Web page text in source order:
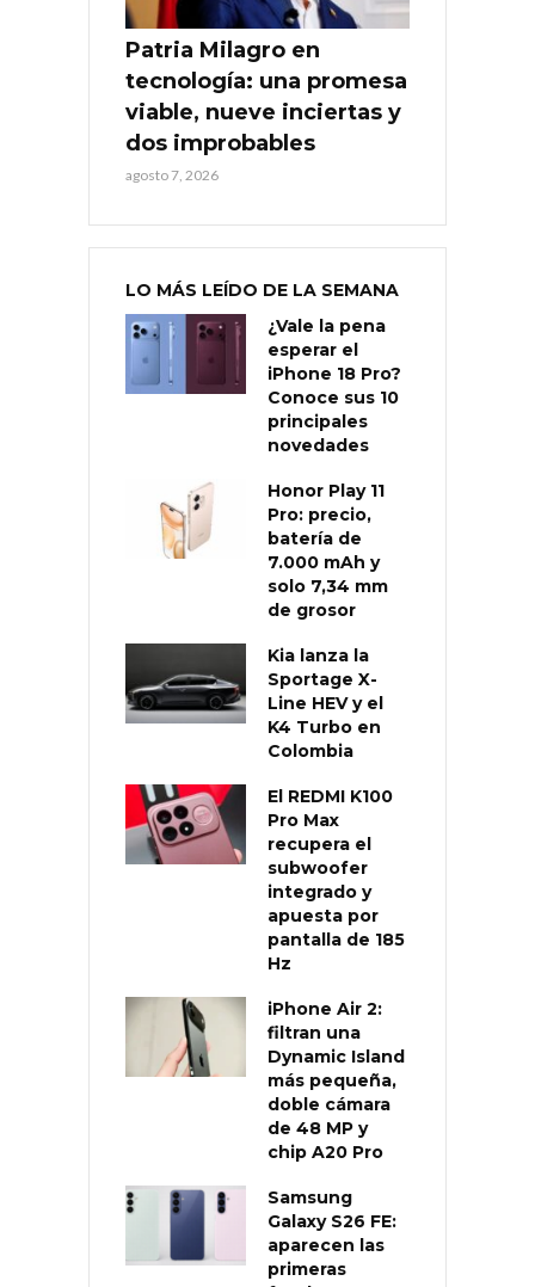
Patria Milagro en
tecnología: una promesa
viable, nueve inciertas y
dos improbables
agosto 7, 2026
LO MÁS LEÍDO DE LA SEMANA
¿Vale la pena
esperar el
iPhone 18 Pro?
Conoce sus 10
principales
novedades
Honor Play 11
Pro: precio,
batería de
7.000 mAh y
solo 7,34 mm
de grosor
Kia lanza la
Sportage X-
Line HEV y el
K4 Turbo en
Colombia
El REDMI K100
Pro Max
recupera el
subwoofer
integrado y
apuesta por
pantalla de 185
Hz
iPhone Air 2:
filtran una
Dynamic Island
más pequeña,
doble cámara
de 48 MP y
chip A20 Pro
Samsung
Galaxy S26 FE:
aparecen las
primeras